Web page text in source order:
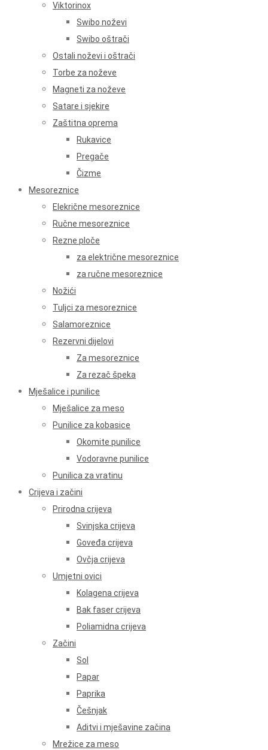
Viktorinox
Swibo noževi
Swibo oštrači
Ostali noževi i oštrači
Torbe za noževe
Magneti za noževe
Satare i sjekire
Zaštitna oprema
Rukavice
Pregače
Čizme
Mesoreznice
Elekrične mesoreznice
Ručne mesoreznice
Rezne ploče
za električne mesoreznice
za ručne mesoreznice
Nožići
Tuljci za mesoreznice
Salamoreznice
Rezervni dijelovi
Za mesoreznice
Za rezač špeka
Mješalice i punilice
Mješalice za meso
Punilice za kobasice
Okomite punilice
Vodoravne punilice
Punilica za vratinu
Crijeva i začini
Prirodna crijeva
Svinjska crijeva
Goveđa crijeva
Ovčja crijeva
Umjetni ovici
Kolagena crijeva
Bak faser crijeva
Poliamidna crijeva
Začini
Sol
Papar
Paprika
Češnjak
Aditvi i mješavine začina
Mrežice za meso